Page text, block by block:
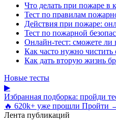
Что делать при пожаре в
Тест по правилам
Действия при пожаре:
Тест по пожарной
Онлайн-тест: сможете ли
Как часто нужно чистить
Как дать вторую жизнь
Новые тесты
▶
Избранная подборка: пройди
🔥 620k+ уже прошли Пройти
Лента публикаций